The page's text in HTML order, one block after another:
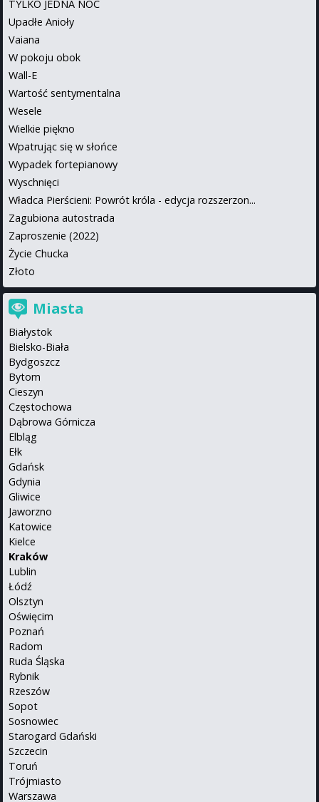
TYLKO JEDNA NOC
Upadłe Anioły
Vaiana
W pokoju obok
Wall-E
Wartość sentymentalna
Wesele
Wielkie piękno
Wpatrując się w słońce
Wypadek fortepianowy
Wyschnięci
Władca Pierścieni: Powrót króla - edycja rozszerzon...
Zagubiona autostrada
Zaproszenie (2022)
Życie Chucka
Złoto
Miasta
Białystok
Bielsko-Biała
Bydgoszcz
Bytom
Cieszyn
Częstochowa
Dąbrowa Górnicza
Elbląg
Ełk
Gdańsk
Gdynia
Gliwice
Jaworzno
Katowice
Kielce
Kraków
Lublin
Łódź
Olsztyn
Oświęcim
Poznań
Radom
Ruda Śląska
Rybnik
Rzeszów
Sopot
Sosnowiec
Starogard Gdański
Szczecin
Toruń
Trójmiasto
Warszawa